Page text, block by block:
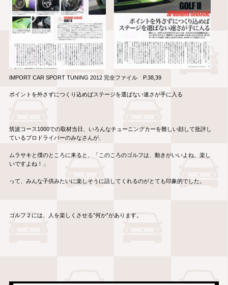
IMPORT CAR SPORT TUNING 2012 完全ファイル P.38,39
ポイントを外さずにつくり込めばステージを選ばない速さが手に入る
筑波コース1000での取材当日、いろんなチューニングカーを難しい顔して批評し
ているプロドライバーのみなさんが、
ムラサキと僕のところに来ると、「このころのゴルフは、動きがいいよね、楽し
いですよね！」
って、みんな子供みたいに楽しそうに話してくれるのがとても印象的でした。
ゴルフ２には、人を楽しくさせる”何か”があります。